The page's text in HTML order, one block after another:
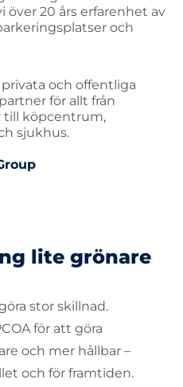
över 20 års erfarenhet av
och
och offentliga
för allt från
till köpcentrum,
sjukhus.
lite grönare
stor skillnad.
för att göra
och mer hållbar –
och för framtiden.